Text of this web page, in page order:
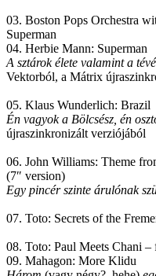
03. Boston Pops Orchestra
Superman
04. Herbie Mann: Superman
A sztárok élete valamint a
Vektorból, a Mátrix
05. Klaus Wunderlich: Brazil
Én vagyok a Bölcsész, én
újraszinkronizált verziójából
06. John Williams: Theme
(7″ version)
Egy pincér szinte árulónak
07. Toto: Secrets of the
08. Toto: Paul Meets Chani –
09. Mahagon: More Klidu